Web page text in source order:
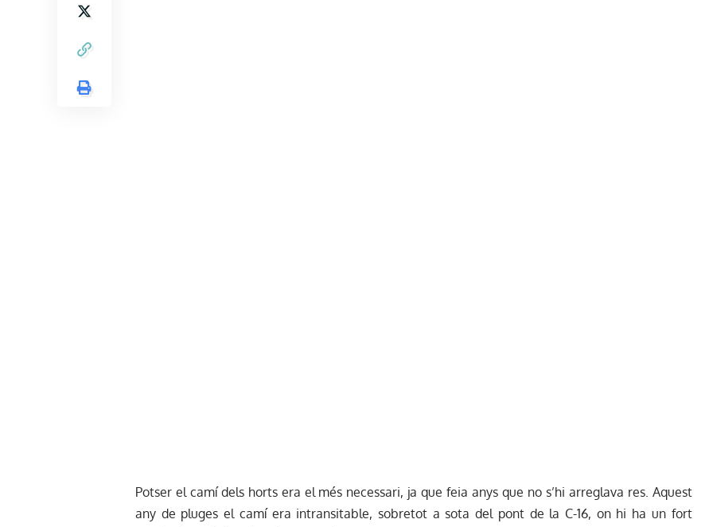
Potser el camí dels horts era el més necessari, ja que feia anys que no s’hi arreglava res. Aquest
any de pluges el camí era intransitable, sobretot a sota del pont de la C-16, on hi ha un fort